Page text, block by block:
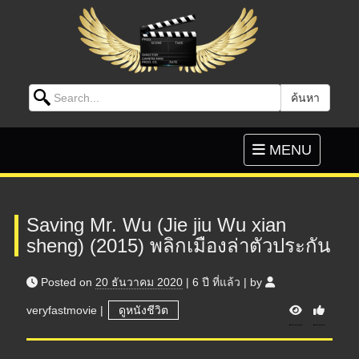
Search for: ค้นหา
Toggle
navigation
MENU
Saving Mr. Wu (Jie jiu Wu xian
sheng) (2015) พลิกเมืองล่าตัวประกัน
Posted on 20 ธันวาคม 2020 | 6 ปี ที่แล้ว | by
veryfastmovie | ดูหนังชีวิต V
i